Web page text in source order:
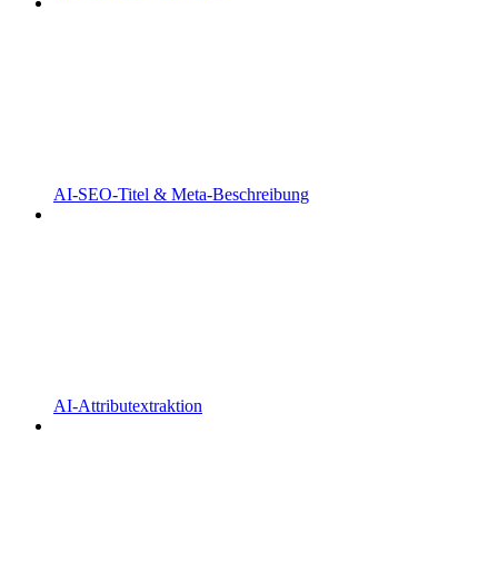
AI-SEO-Titel & Meta-Beschreibung
AI-Attributextraktion